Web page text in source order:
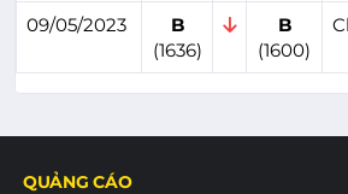
09/05/2023
B
(1636)
B
(1600)
QUẢNG CÁO